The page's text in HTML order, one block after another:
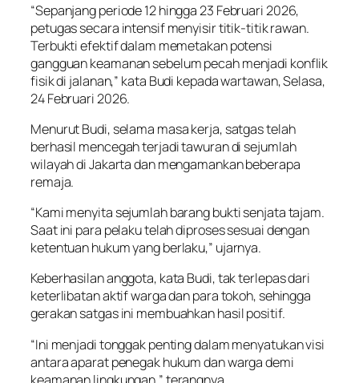
“Sepanjang periode 12 hingga 23 Februari 2026,
petugas secara intensif menyisir titik-titik rawan.
Terbukti efektif dalam memetakan potensi
gangguan keamanan sebelum pecah menjadi konflik
fisik di jalanan,” kata Budi kepada wartawan, Selasa,
24 Februari 2026.
Menurut Budi, selama masa kerja, satgas telah
berhasil mencegah terjadi tawuran di sejumlah
wilayah di Jakarta dan mengamankan beberapa
remaja.
“Kami menyita sejumlah barang bukti senjata tajam.
Saat ini para pelaku telah diproses sesuai dengan
ketentuan hukum yang berlaku,” ujarnya.
Keberhasilan anggota, kata Budi, tak terlepas dari
keterlibatan aktif warga dan para tokoh, sehingga
gerakan satgas ini membuahkan hasil positif.
“Ini menjadi tonggak penting dalam menyatukan visi
antara aparat penegak hukum dan warga demi
keamanan lingkungan,” terangnya.